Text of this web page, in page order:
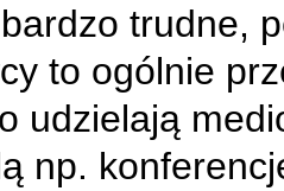
trudne,
to ogólnie
udzielają
np.